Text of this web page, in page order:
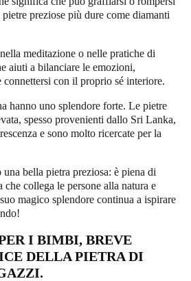
preziose più dure come diamanti
meditazione o nelle pratiche di
aiuti a bilanciare le emozioni,
connettersi con il proprio sé interiore.
hanno uno splendore forte. Le pietre
spesso provenienti dallo Sri Lanka,
e sono molto ricercate per la
bella pietra preziosa: è piena di
che collega le persone alla natura e
magico splendore continua a ispirare
I BIMBI, BREVE
DELLA PIETRA DI